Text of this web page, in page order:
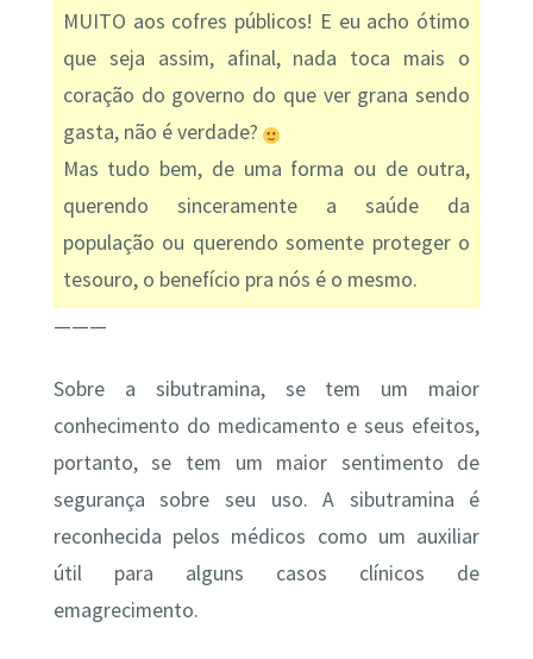
MUITO aos cofres públicos! E eu acho ótimo
que seja assim, afinal, nada toca mais o
coração do governo do que ver grana sendo
gasta, não é verdade?
Mas tudo bem, de uma forma ou de outra,
querendo sinceramente a saúde da
população ou querendo somente proteger o
tesouro, o benefício pra nós é o mesmo.
———
Sobre a sibutramina, se tem um maior
conhecimento do medicamento e seus efeitos,
portanto, se tem um maior sentimento de
segurança sobre seu uso. A sibutramina é
reconhecida pelos médicos como um auxiliar
útil para alguns casos clínicos de
emagrecimento.